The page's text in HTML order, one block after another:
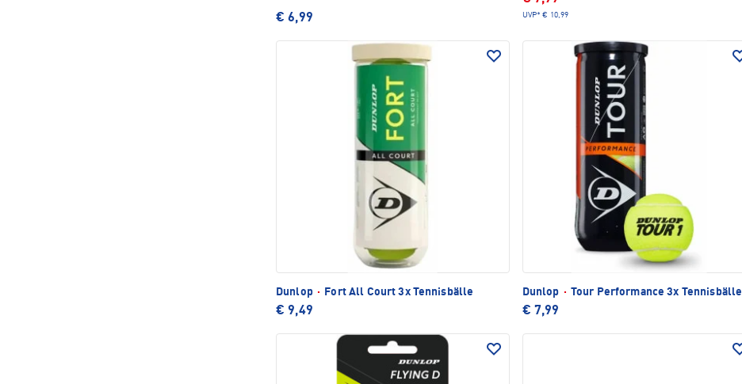
€ 6,99 UVP* € 10,99
Dunlop · Fort All Court 3x Tennisbälle
€ 9,49
Dunlop · Tour Performance 3x Tennisbälle
€ 7,99